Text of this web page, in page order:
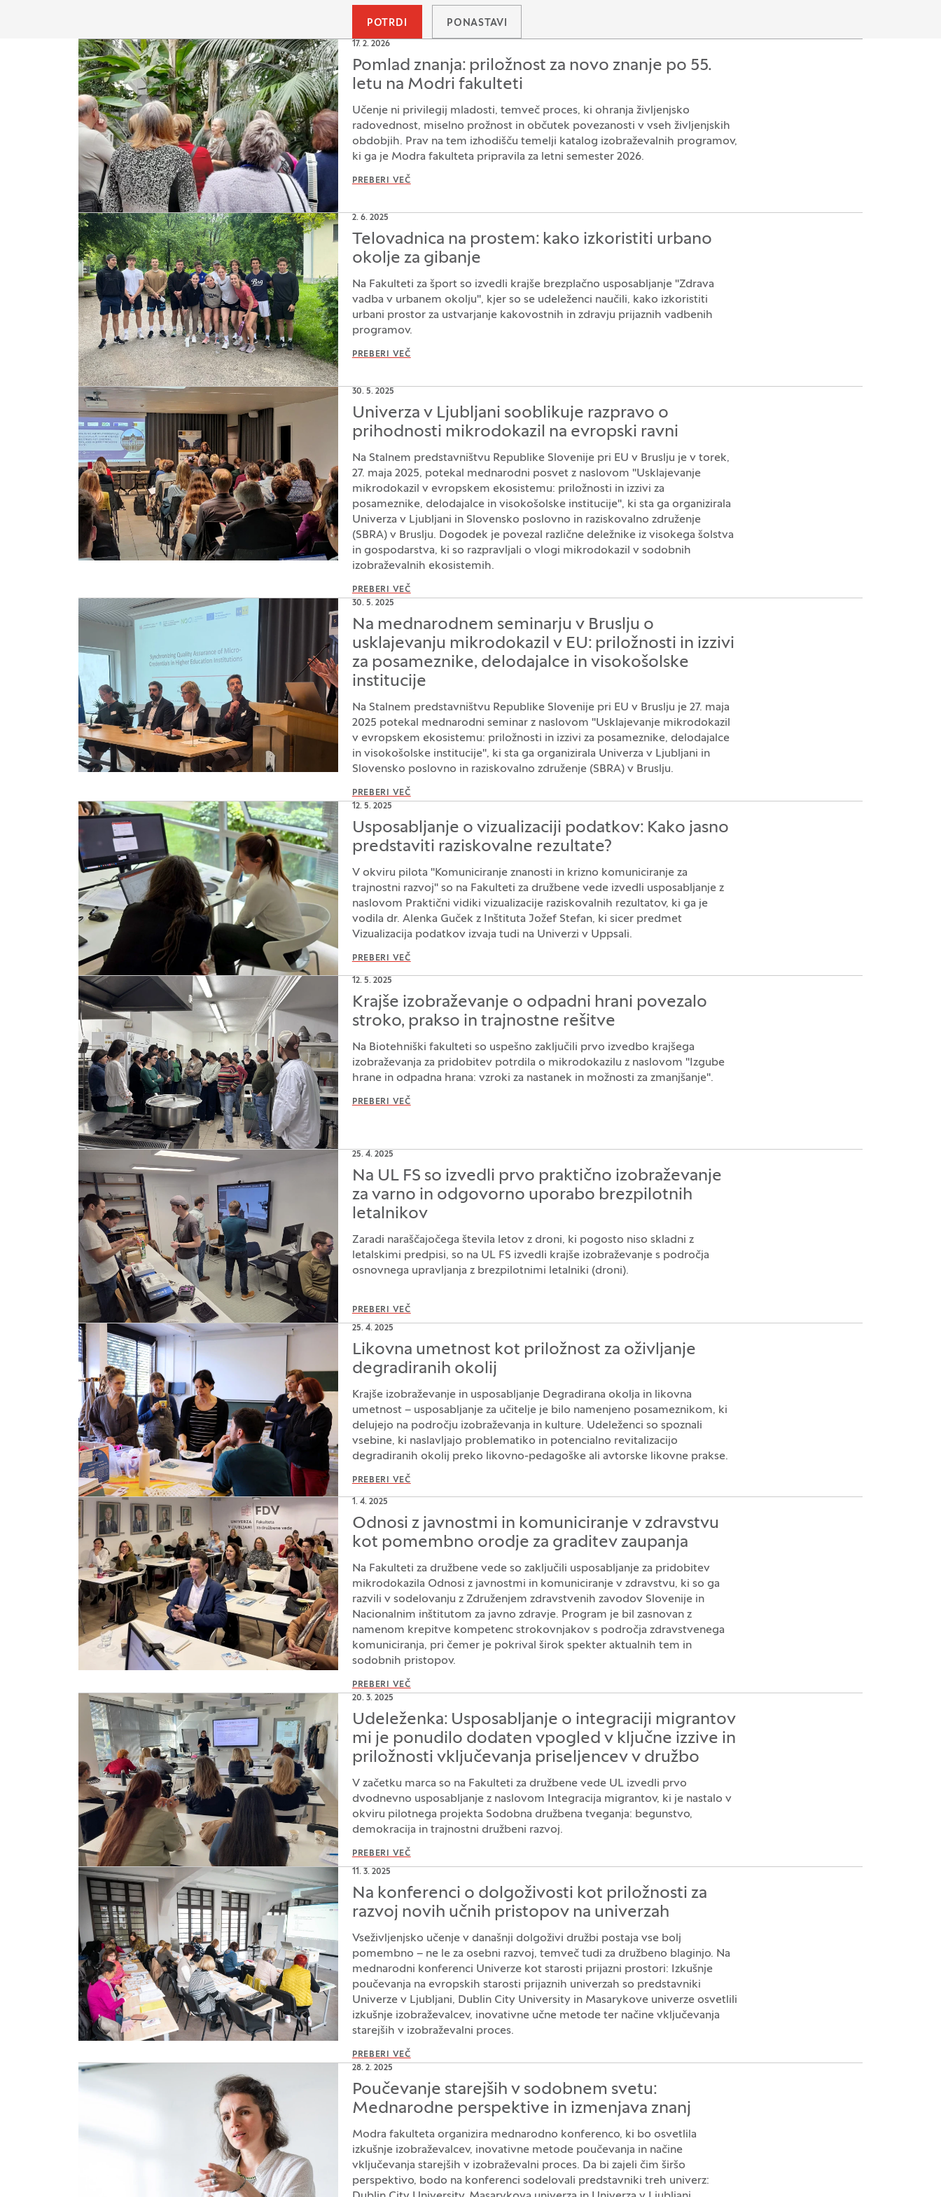
POTRDI PONASTAVI
17. 2. 2026
Pomlad znanja: priložnost za novo znanje po 55.
letu na Modri fakulteti
Učenje ni privilegij mladosti, temveč proces, ki ohranja življenjsko
radovednost, miselno prožnost in občutek povezanosti v vseh življenjskih
obdobjih. Prav na tem izhodišču temelji katalog izobraževalnih programov,
ki ga je Modra fakulteta pripravila za letni semester 2026.
PREBERI VEČ
2. 6. 2025
Telovadnica na prostem: kako izkoristiti urbano
okolje za gibanje
Na Fakulteti za šport so izvedli krajše brezplačno usposabljanje "Zdrava
vadba v urbanem okolju", kjer so se udeleženci naučili, kako izkoristiti
urbani prostor za ustvarjanje kakovostnih in zdravju prijaznih vadbenih
programov.
PREBERI VEČ
30. 5. 2025
Univerza v Ljubljani sooblikuje razpravo o
prihodnosti mikrodokazil na evropski ravni
Na Stalnem predstavništvu Republike Slovenije pri EU v Bruslju je v torek,
27. maja 2025, potekal mednarodni posvet z naslovom "Usklajevanje
mikrodokazil v evropskem ekosistemu: priložnosti in izzivi za
posameznike, delodajalce in visokošolske institucije", ki sta ga organizirala
Univerza v Ljubljani in Slovensko poslovno in raziskovalno združenje
(SBRA) v Bruslju. Dogodek je povezal različne deležnike iz visokega šolstva
in gospodarstva, ki so razpravljali o vlogi mikrodokazil v sodobnih
izobraževalnih ekosistemih.
PREBERI VEČ
30. 5. 2025
Na mednarodnem seminarju v Bruslju o
usklajevanju mikrodokazil v EU: priložnosti in izzivi
za posameznike, delodajalce in visokošolske
institucije
Na Stalnem predstavništvu Republike Slovenije pri EU v Bruslju je 27. maja
2025 potekal mednarodni seminar z naslovom "Usklajevanje mikrodokazil
v evropskem ekosistemu: priložnosti in izzivi za posameznike, delodajalce
in visokošolske institucije", ki sta ga organizirala Univerza v Ljubljani in
Slovensko poslovno in raziskovalno združenje (SBRA) v Bruslju.
PREBERI VEČ
12. 5. 2025
Usposabljanje o vizualizaciji podatkov: Kako jasno
predstaviti raziskovalne rezultate?
V okviru pilota "Komuniciranje znanosti in krizno komuniciranje za
trajnostni razvoj" so na Fakulteti za družbene vede izvedli usposabljanje z
naslovom Praktični vidiki vizualizacije raziskovalnih rezultatov, ki ga je
vodila dr. Alenka Guček z Inštituta Jožef Stefan, ki sicer predmet
Vizualizacija podatkov izvaja tudi na Univerzi v Uppsali.
PREBERI VEČ
12. 5. 2025
Krajše izobraževanje o odpadni hrani povezalo
stroko, prakso in trajnostne rešitve
Na Biotehniški fakulteti so uspešno zaključili prvo izvedbo krajšega
izobraževanja za pridobitev potrdila o mikrodokazilu z naslovom "Izgube
hrane in odpadna hrana: vzroki za nastanek in možnosti za zmanjšanje".
PREBERI VEČ
25. 4. 2025
Na UL FS so izvedli prvo praktično izobraževanje
za varno in odgovorno uporabo brezpilotnih
letalnikov
Zaradi naraščajočega števila letov z droni, ki pogosto niso skladni z
letalskimi predpisi, so na UL FS izvedli krajše izobraževanje s področja
osnovnega upravljanja z brezpilotnimi letalniki (droni).
PREBERI VEČ
25. 4. 2025
Likovna umetnost kot priložnost za oživljanje
degradiranih okolij
Krajše izobraževanje in usposabljanje Degradirana okolja in likovna
umetnost – usposabljanje za učitelje je bilo namenjeno posameznikom, ki
delujejo na področju izobraževanja in kulture. Udeleženci so spoznali
vsebine, ki naslavljajo problematiko in potencialno revitalizacijo
degradiranih okolij preko likovno-pedagoške ali avtorske likovne prakse.
PREBERI VEČ
1. 4. 2025
Odnosi z javnostmi in komuniciranje v zdravstvu
kot pomembno orodje za graditev zaupanja
Na Fakulteti za družbene vede so zaključili usposabljanje za pridobitev
mikrodokazila Odnosi z javnostmi in komuniciranje v zdravstvu, ki so ga
razvili v sodelovanju z Združenjem zdravstvenih zavodov Slovenije in
Nacionalnim inštitutom za javno zdravje. Program je bil zasnovan z
namenom krepitve kompetenc strokovnjakov s področja zdravstvenega
komuniciranja, pri čemer je pokrival širok spekter aktualnih tem in
sodobnih pristopov.
PREBERI VEČ
20. 3. 2025
Udeleženka: Usposabljanje o integraciji migrantov
mi je ponudilo dodaten vpogled v ključne izzive in
priložnosti vključevanja priseljencev v družbo
V začetku marca so na Fakulteti za družbene vede UL izvedli prvo
dvodnevno usposabljanje z naslovom Integracija migrantov, ki je nastalo v
okviru pilotnega projekta Sodobna družbena tveganja: begunstvo,
demokracija in trajnostni družbeni razvoj.
PREBERI VEČ
11. 3. 2025
Na konferenci o dolgoživosti kot priložnosti za
razvoj novih učnih pristopov na univerzah
Vseživljenjsko učenje v današnji dolgoživi družbi postaja vse bolj
pomembno – ne le za osebni razvoj, temveč tudi za družbeno blaginjo. Na
mednarodni konferenci Univerze kot starosti prijazni prostori: Izkušnje
poučevanja na evropskih starosti prijaznih univerzah so predstavniki
Univerze v Ljubljani, Dublin City University in Masarykove univerze osvetlili
izkušnje izobraževalcev, inovativne učne metode ter načine vključevanja
starejših v izobraževalni proces.
PREBERI VEČ
28. 2. 2025
Poučevanje starejših v sodobnem svetu:
Mednarodne perspektive in izmenjava znanj
Modra fakulteta organizira mednarodno konferenco, ki bo osvetlila
izkušnje izobraževalcev, inovativne metode poučevanja in načine
vključevanja starejših v izobraževalni proces. Da bi zajeli čim širšo
perspektivo, bodo na konferenci sodelovali predstavniki treh univerz: